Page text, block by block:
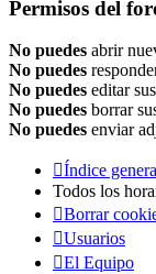
Permisos del
No puedes abrir
No puedes
No puedes editar
No puedes borrar
No puedes enviar
Índice
Todos los
Borrar
Usuarios
El Equipo